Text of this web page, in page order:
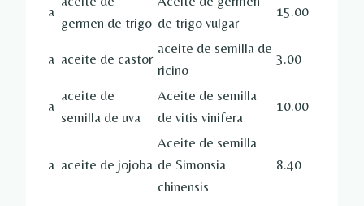
a
germen de trigo de trigo vulgar
15.00
a aceite de castor
aceite de semilla de
ricino
3.00
a
aceite de
semilla de uva
Aceite de semilla
de vitis vinifera
10.00
a aceite de jojoba
Aceite de semilla
de Simonsia
chinensis
8.40